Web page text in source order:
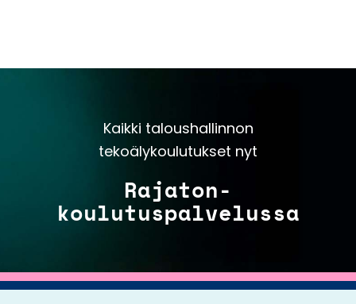
Kaikki taloushallinnon
tekoälykoulutukset nyt
Rajaton-
koulutuspalvelussa